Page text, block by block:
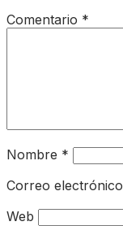
Comentario *
Nombre *
Correo electrónico
Web